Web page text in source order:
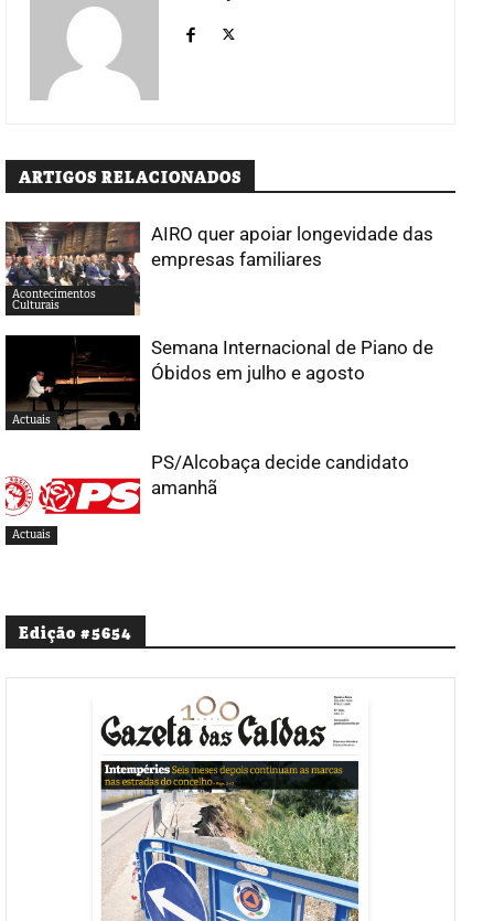
ARTIGOS RELACIONADOS
Acontecimentos
Culturais
AIRO quer apoiar longevidade das
empresas familiares
Actuais
Semana Internacional de Piano de
Óbidos em julho e agosto
Actuais
PS/Alcobaça decide candidato
amanhã
Edição #5654